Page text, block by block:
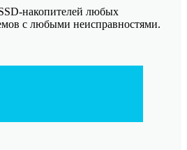
накопителей любых
с любыми неисправностями.